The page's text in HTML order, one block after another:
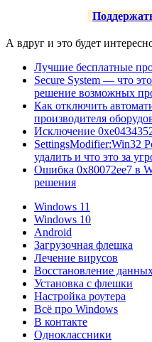
А вдруг и это будет
Лучшие бесплатные
Secure System — что
решение возможных
Как отключить
производителя
Исключение
SettingsModifier:Win32
удалить и что это за
Ошибка 0x80072ee7 в
решения
Windows 11
Windows 10
Android
Загрузочная флешка
Лечение вирусов
Восстановление
Установка с флешки
Настройка роутера
Всё про Windows
В контакте
Одноклассники